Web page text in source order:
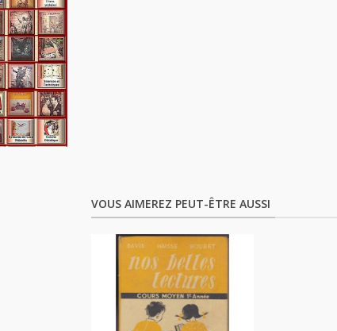
VOUS AIMEREZ PEUT-ÊTRE AUSSI